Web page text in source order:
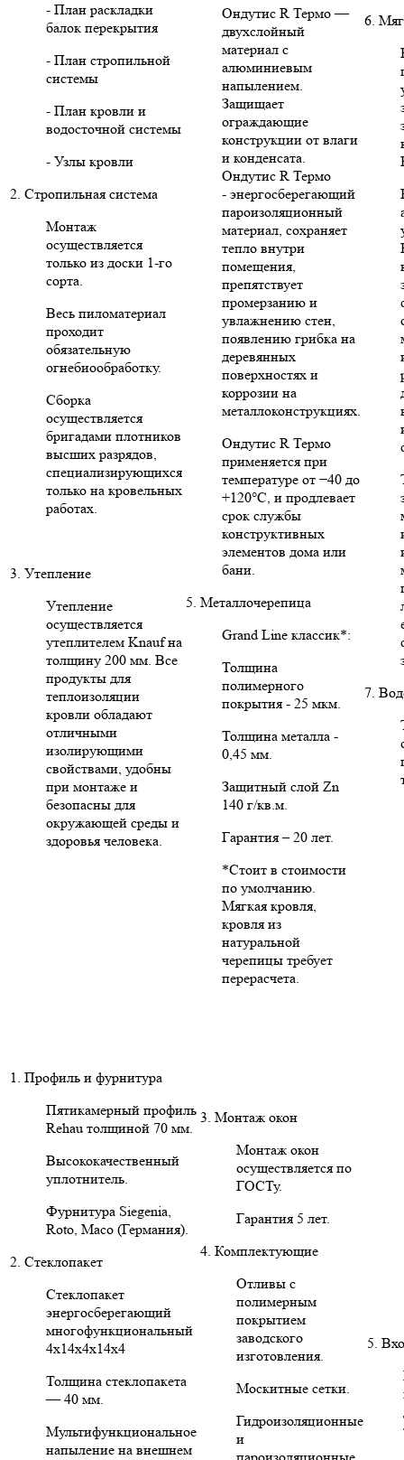
- План раскладки
балок перекрытия
- План стропильной
системы
- План кровли и
водосточной системы
- Узлы кровли
2. Стропильная система
Монтаж
осуществляется
только из доски 1-го
сорта.
Весь пиломатериал
проходит
обязательную
огнебиообработку.
Сборка
осуществляется
бригадами плотников
высших разрядов,
специализирующихся
только на кровельных
работах.
3. Утепление
Утепление
осуществляется
утеплителем Knauf на
толщину 200 мм. Все
продукты для
теплоизоляции
кровли обладают
отличными
изолирующими
свойствами, удобны
при монтаже и
безопасны для
окружающей среды и
здоровья человека.
Ондутис R Термо —
двухслойный
материал с
алюминиевым
напылением.
Защищает
ограждающие
конструкции от влаги
и конденсата.
Ондутис R Термо
- энергосберегающий
пароизоляционный
материал, сохраняет
тепло внутри
помещения,
препятствует
промерзанию и
увлажнению стен,
появлению грибка на
деревянных
поверхностях и
коррозии на
металлоконструкциях.
Ондутис R Термо
применяется при
температуре от −40 до
+120°C, и продлевает
срок службы
конструктивных
элементов дома или
бани.
5. Металлочерепица
Grand Line классик*:
Толщина
полимерного
покрытия - 25 мкм.
Толщина металла -
0,45 мм.
Защитный слой Zn
140 г/кв.м.
Гарантия – 20 лет.
*Стоит в стоимости
по умолчанию.
Мягкая кровля,
кровля из
натуральной
черепицы требует
перерасчета.
6.
7.
1. Профиль и фурнитура
Пятикамерный профиль
Rehau толщиной 70 мм.
Высококачественный
уплотнитель.
Фурнитура Siegenia,
Roto, Maco (Германия).
2. Стеклопакет
Стеклопакет
энергосберегающий
многофункциональный
4х14х4х14х4
Толщина стеклопакета
— 40 мм.
Мультифункциональное
напыление на внешнем
3. Монтаж окон
Монтаж окон
осуществляется по
ГОСТу.
Гарантия 5 лет.
4. Комплектующие
Отливы с
полимерным
покрытием
заводского
изготовления.
Москитные сетки.
Гидроизоляционные
и
5.